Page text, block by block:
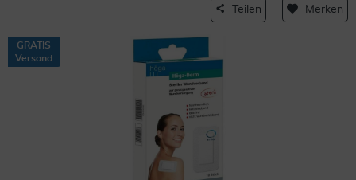
Teilen Merken
GRATIS
Versand